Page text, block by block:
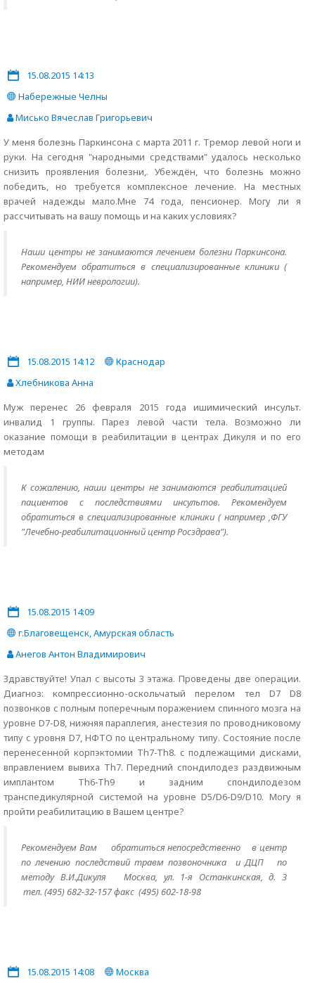
15.08.2015 14:13
Набережные Челны
Мисько Вячеслав Григорьевич
У меня болезнь Паркинсона с марта 2011 г. Тремор левой ноги и
руки. На сегодня "народными средствами" удалось несколько
снизить проявления болезни,. Убеждён, что болезнь можно
победить, но требуется комплексное лечение. На местных
врачей надежды мало.Мне 74 года, пенсионер. Могу ли я
рассчитывать на вашу помощь и на каких условиях?
Наши центры не занимаются лечением болезни Паркинсона.
Рекомендуем обратиться в специализированные клиники (
например, НИИ неврологии).
15.08.2015 14:12
Краснодар
Хлебникова Анна
Муж перенес 26 февраля 2015 года ишимический инсульт.
инвалид 1 группы. Парез левой части тела. Возможно ли
оказание помощи в реабилитации в центрах Дикуля и по его
методам
К сожалению, наши центры не занимаются реабилитацией
пациентов с последствиями инсультов. Рекомендуем
обратиться в специализированные клиники ( например ,ФГУ
"Лечебно-реабилитационный центр Росздрава").
15.08.2015 14:09
г.Благовещенск, Амурская область
Анегов Антон Владимирович
Здравствуйте! Упал с высоты 3 этажа. Проведены две операции.
Диагноз: компрессионно-оскольчатый перелом тел D7 D8
позвонков с полным поперечным поражением спинного мозга на
уровне D7-D8, нижняя параплегия, анестезия по проводниковому
типу с уровня D7, НФТО по центральному типу. Состояние после
перенесенной корпэктомии Th7-Th8. c подлежащими дисками,
вправлением вывиха Th7. Передний спондилодез раздвижным
имплантом Th6-Th9 и задним спондилодезом
транспедикулярной системой на уровне D5/D6-D9/D10. Могу я
пройти реабилитацию в Вашем центре?
Рекомендуем Вам обратиться непосредственно
в центр
по лечению последствий травм позвоночника и ДЦП по
методу В.И.Дикуля Москва, ул. 1-я Останкинская, д. 3
тел. (495) 682-32-157 факс (495) 602-18-98
15.08.2015 14:08
Москва